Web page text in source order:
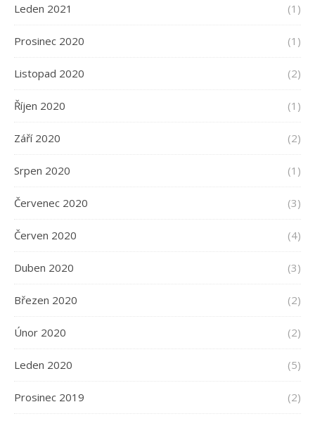
Leden 2021 (1)
Prosinec 2020 (1)
Listopad 2020 (2)
Říjen 2020 (1)
Září 2020 (2)
Srpen 2020 (1)
Červenec 2020 (3)
Červen 2020 (4)
Duben 2020 (3)
Březen 2020 (2)
Únor 2020 (2)
Leden 2020 (5)
Prosinec 2019 (2)